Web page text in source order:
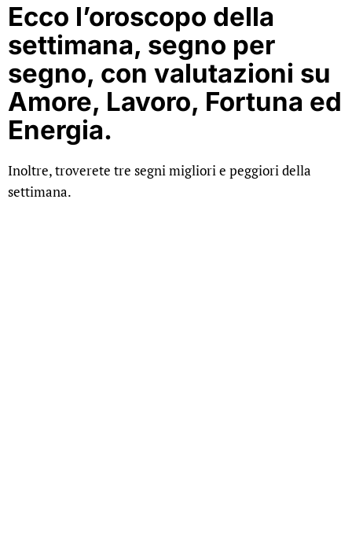
Ecco l’oroscopo della
settimana, segno per
segno, con valutazioni su
Amore, Lavoro, Fortuna ed
Energia.
Inoltre, troverete tre segni migliori e peggiori della
settimana.